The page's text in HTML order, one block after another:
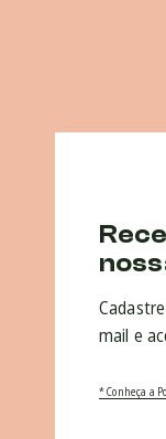
mail e
* Conheça a